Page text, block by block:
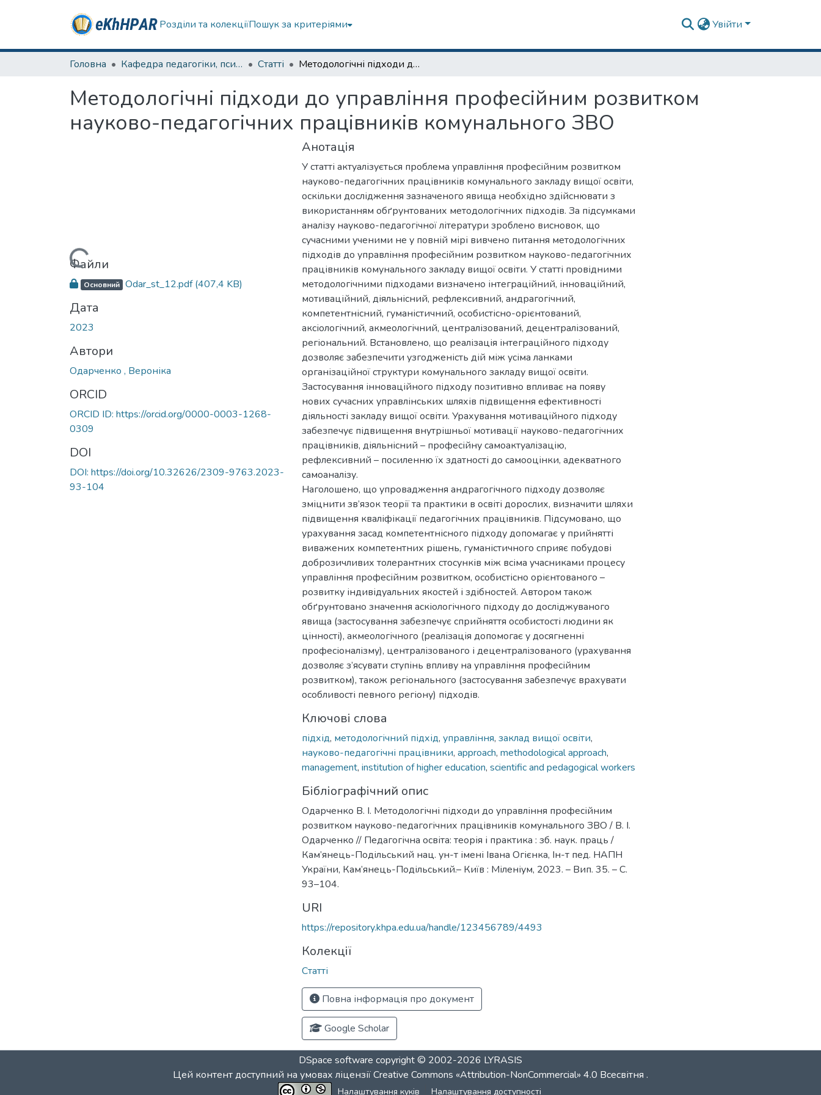
Розділи та колекціїПошук за критеріями Увійти
Головна Кафедра педагогіки, психології, початкової освіти та освітнього менеджменту Статті Методологічні підходи до управління професійним розвитком науково-педагогічних працівників комунального ЗВО
Методологічні підходи до управління професійним розвитком
науково-педагогічних працівників комунального ЗВО
Вантажиться...Файли
Основний Odar_st_12.pdf(407,4 KB)
Дата
2023
Автори
Одарченко , Вероніка
ORCID
ORCID ІD: https://orcid.org/0000-0003-1268-
0309
DOI
DOI: https://doi.org/10.32626/2309-9763.2023-
93-104
Анотація
У статті актуалізується проблема управління професійним розвитком
науково-педагогічних працівників комунального закладу вищої освіти,
оскільки дослідження зазначеного явища необхідно здійснювати з
використанням обґрунтованих методологічних підходів. За підсумками
аналізу науково-педагогічної літератури зроблено висновок, що
сучасними ученими не у повній мірі вивчено питання методологічних
підходів до управління професійним розвитком науково-педагогічних
працівників комунального закладу вищої освіти. У статті провідними
методологічними підходами визначено інтеграційний, інноваційний,
мотиваційний, діяльнісний, рефлексивний, андрагогічний,
компетентнісний, гуманістичний, особистісно-орієнтований,
аксіологічний, акмеологічний, централізований, децентралізований,
регіональний. Встановлено, що реалізація інтеграційного підходу
дозволяє забезпечити узгодженість дій між усіма ланками
організаційної структури комунального закладу вищої освіти.
Застосування інноваційного підходу позитивно впливає на появу
нових сучасних управлінських шляхів підвищення ефективності
діяльності закладу вищої освіти. Урахування мотиваційного підходу
забезпечує підвищення внутрішньої мотивації науково-педагогічних
працівників, діяльнісний – професійну самоактуалізацію,
рефлексивний – посиленню їх здатності до самооцінки, адекватного
самоаналізу.
Наголошено, що упровадження андрагогічного підходу дозволяє
зміцнити зв’язок теорії та практики в освіті дорослих, визначити шляхи
підвищення кваліфікації педагогічних працівників. Підсумовано, що
урахування засад компетентнісного підходу допомагає у прийнятті
виважених компетентних рішень, гуманістичного сприяє побудові
доброзичливих толерантних стосунків між всіма учасниками процесу
управління професійним розвитком, особистісно орієнтованого –
розвитку індивідуальних якостей і здібностей. Автором також
обґрунтовано значення аскіологічного підходу до досліджуваного
явища (застосування забезпечує сприйняття особистості людини як
цінності), акмеологічного (реалізація допомогає у досягненні
професіоналізму), централізованого і децентралізованого (урахування
дозволяє з’ясувати ступінь впливу на управління професійним
розвитком), також регіонального (застосування забезпечує врахувати
особливості певного регіону) підходів.
Ключові слова
підхід, методологічний підхід, управління, заклад вищої освіти,
науково-педагогічні працівники, approach, methodological approach,
management, institution of higher education, scientific and pedagogical workers
Бібліографічний опис
Одарченко В. І. Методологічні підходи до управління професійним
розвитком науково-педагогічних працівників комунального ЗВО / В. І.
Одарченко // Педагогічна освіта: теорія і практика : зб. наук. праць /
Кам’янець-Подільський нац. ун-т імені Івана Огієнка, Ін-т пед. НАПН
України, Кам’янець-Подільський.– Київ : Міленіум, 2023. – Вип. 35. – С.
93–104.
URI
https://repository.khpa.edu.ua/handle/123456789/4493
Колекції
Статті
Повна інформація про документ
Google Scholar
DSpace software copyright © 2002-2026 LYRASIS
Цей контент доступний на умовах ліцензіїCreative Commons «Attribution-NonCommercial» 4.0 Всесвітня .
Налаштування куків Налаштування доступності